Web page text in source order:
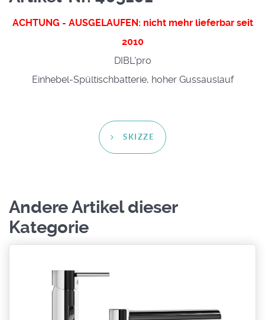
ACHTUNG - AUSGELAUFEN: nicht mehr lieferbar seit
2010
DIBL'pro
Einhebel-Spültischbatterie, hoher Gussauslauf
SKIZZE
Andere Artikel dieser
Kategorie